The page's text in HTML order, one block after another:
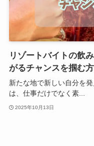
リゾートバイトの飲
がるチャンスを掴む
新たな地で新しい自分を
は、仕事だけでなく素...
2025年10月13日